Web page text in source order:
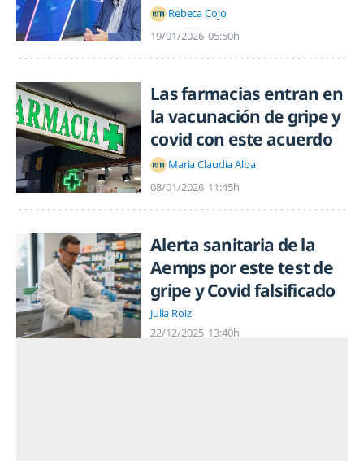
Rebeca Cojo
19/01/2026 05:50h
Las farmacias entran en
la vacunación de gripe y
covid con este acuerdo
Maria Claudia Alba
08/01/2026 11:45h
Alerta sanitaria de la
Aemps por este test de
gripe y Covid falsificado
Julia Roiz
22/12/2025 13:40h